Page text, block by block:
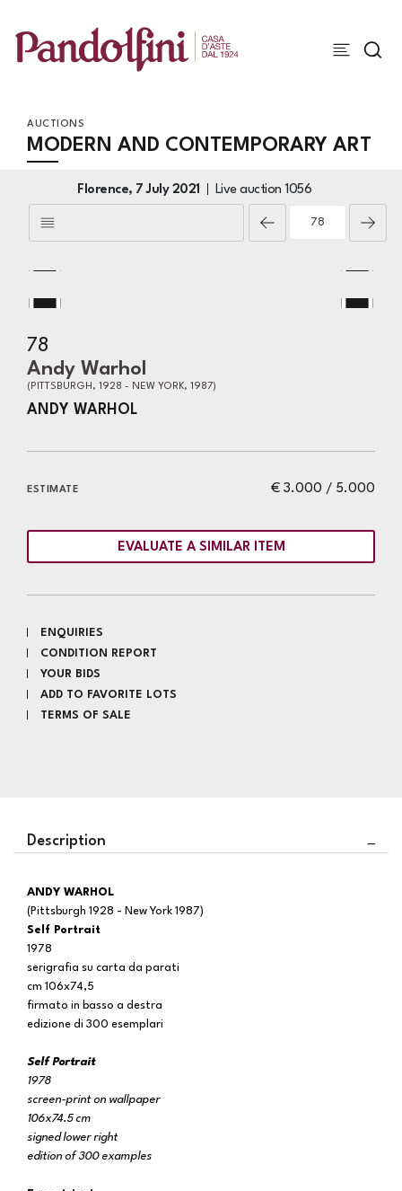
AUCTIONS
MODERN AND CONTEMPORARY ART
Florence, 7 July 2021 Live auction 1056
78
Andy Warhol
(PITTSBURGH, 1928 - NEW YORK, 1987)
ANDY WARHOL
€ 3.000 / 5.000
ESTIMATE
EVALUATE A SIMILAR ITEM
ENQUIRIES
CONDITION REPORT
YOUR BIDS
ADD TO FAVORITE LOTS
TERMS OF SALE
Description
ANDY WARHOL
(Pittsburgh 1928 - New York 1987)
Self Portrait
1978
serigrafia su carta da parati
cm 106x74,5
firmato in basso a destra
edizione di 300 esemplari
Self Portrait
1978
screen-print on wallpaper
106x74.5 cm
signed lower right
edition of 300 examples